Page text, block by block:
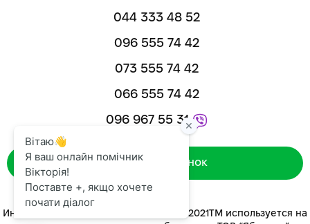
044 333 48 52
096 555 74 42
073 555 74 42
066 555 74 42
096 967 55 31
Зворотний дзвінок
Интернет-магазин «ЯБЛУКОМ™» 2014-2021ТМ используется на